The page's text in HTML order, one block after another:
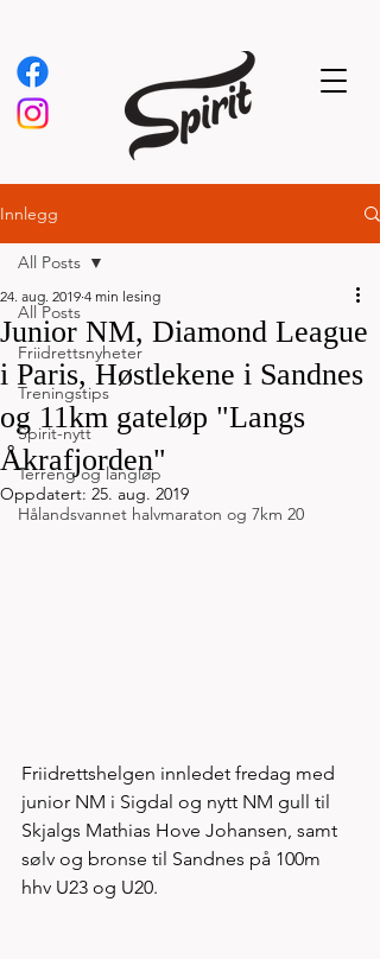
Innlegg
All Posts
Friidrettsnyheter
Treningstips
Spirit-nytt
Terreng og langløp
Hålandsvannet halvmaraton og 7km 20
All Posts
Junior NM, Diamond League
i Paris, Høstlekene i Sandnes
og 11km gateløp "Langs
Åkrafjorden"
24. aug. 2019 4 min lesing
Oppdatert: 25. aug. 2019
Friidrettshelgen innledet fredag med
junior NM i Sigdal og nytt NM gull til
Skjalgs Mathias Hove Johansen, samt
sølv og bronse til Sandnes på 100m
hhv U23 og U20.